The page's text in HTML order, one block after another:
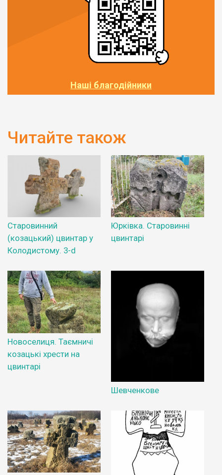
Наші благодійники
Читайте також
Старовинний
(козацький) цвинтар у
Колодистому. 3-d
Юрківка. Старовинні
цвинтарі
Новоселиця. Таємничі
козацькі хрести на
цвинтарі
Шевченкове